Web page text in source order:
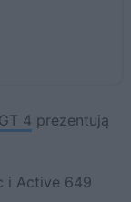
4 prezentują
i Active 649